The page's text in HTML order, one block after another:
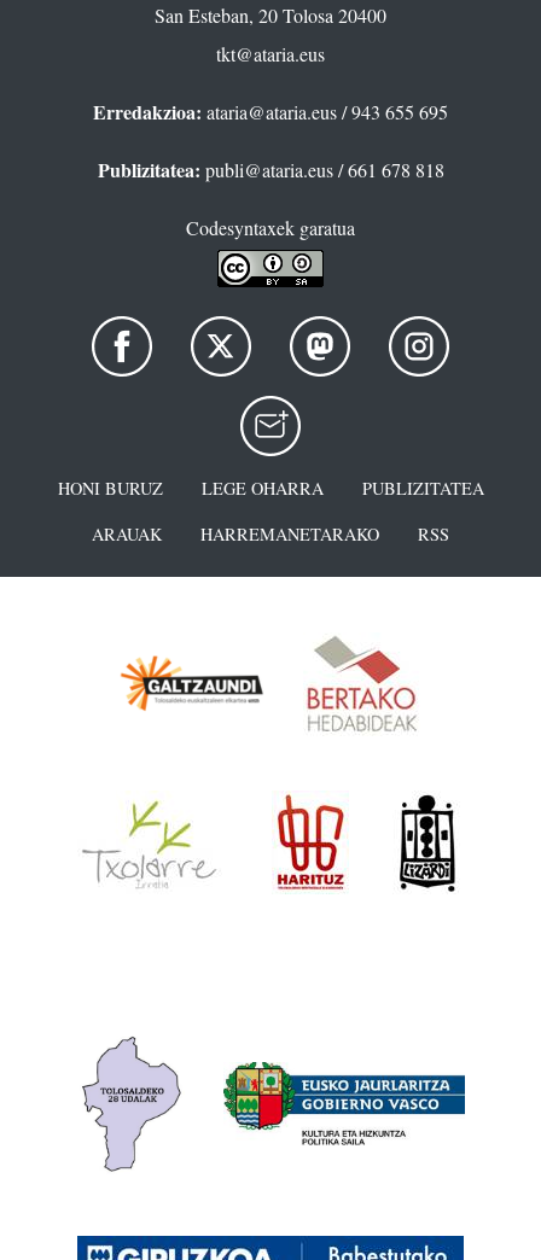
San Esteban, 20 Tolosa 20400
tkt@ataria.eus
Erredakzioa: ataria@ataria.eus/ 943 655 695
Publizitatea: publi@ataria.eus/ 661 678 818
Codesyntaxek garatua
HONI BURUZ LEGE OHARRA
PUBLIZITATEA
ARAUAK
HARREMANETARAKO RSS